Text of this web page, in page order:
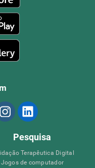
Pesquisa
Terapêutica Digital
Jogos de computador